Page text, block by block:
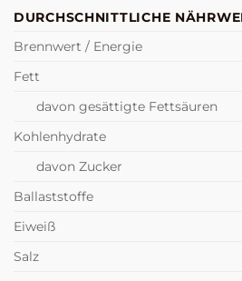
DURCHSCHNITTLICHE
Brennwert / Energie
Fett
davon gesättigte Fettsäuren
Kohlenhydrate
davon Zucker
Ballaststoffe
Eiweiß
Salz